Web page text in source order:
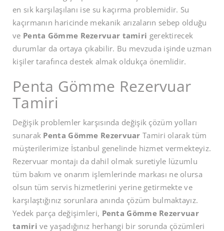
en sık karşılaşılanı ise su kaçırma problemidir. Su
kaçırmanın haricinde mekanik arızaların sebep olduğu
ve Penta Gömme Rezervuar tamiri gerektirecek
durumlar da ortaya çıkabilir. Bu mevzuda işinde uzman
kişiler tarafınca destek almak oldukça önemlidir.
Penta Gömme Rezervuar
Tamiri
Değişik problemler karşısında değişik çözüm yolları
sunarak Penta Gömme RezervuarTamiri olarak tüm
müşterilerimize İstanbul genelinde hizmet vermekteyiz.
Rezervuar montajı da dahil olmak suretiyle lüzumlu
tüm bakım ve onarım işlemlerinde markası ne olursa
olsun tüm servis hizmetlerini yerine getirmekte ve
karşılaştığınız sorunlara anında çözüm bulmaktayız.
Yedek parça değişimleri, Penta Gömme Rezervuar
tamirive yaşadığınız herhangi bir sorunda çözümleri